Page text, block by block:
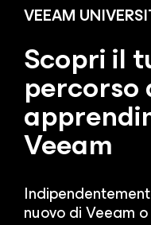
SAPE
RNE
DI
PIÙ
VEEAM
Scopri il
percorso
Veeam
nuovo di Veeam